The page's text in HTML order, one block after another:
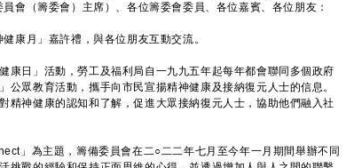
會（籌委會）主席）、各位籌委會委員、各位嘉賓、各位朋友：
月」嘉許禮，與各位朋友互動交流。
日」活動，勞工及福利局自一九九五年起每年都會聯同多個政府
公眾教育活動，攜手向市民宣揚精神健康及接納復元人士的信息。
精神健康的認知和了解，促進大眾接納復元人士，協助他們融入社
」為主題，籌備委員會在二○二二年七月至今年一月期間舉辦不同